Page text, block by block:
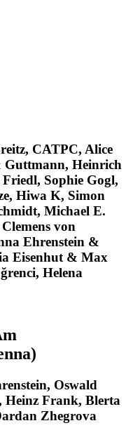
, CATPC, Alice
Guttmann, Heinrich
Friedl, Sophie Gogl,
, Hiwa K, Simon
, Michael E.
Clemens von
Ehrenstein &
Eisenhut & Max
Helena
, Oswald
Heinz Frank, Blerta
Zhegrova